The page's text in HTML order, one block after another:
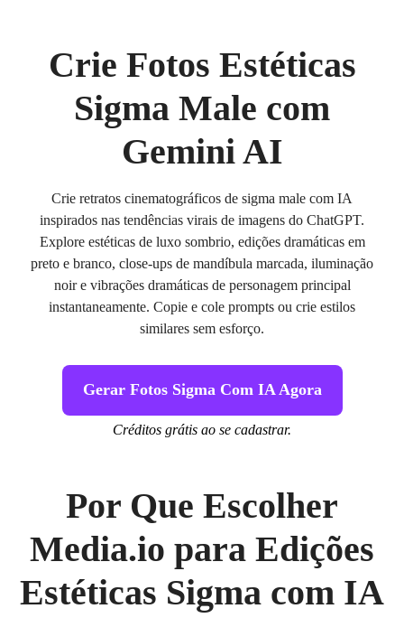
Crie Fotos Estéticas
Sigma Male com
Gemini AI
Crie retratos cinematográficos de sigma male com IA
inspirados nas tendências virais de imagens do ChatGPT.
Explore estéticas de luxo sombrio, edições dramáticas em
preto e branco, close-ups de mandíbula marcada, iluminação
noir e vibrações dramáticas de personagem principal
instantaneamente. Copie e cole prompts ou crie estilos
similares sem esforço.
Gerar Fotos Sigma Com IA Agora
Créditos grátis ao se cadastrar.
Por Que Escolher
Media.io para Edições
Estéticas Sigma com IA